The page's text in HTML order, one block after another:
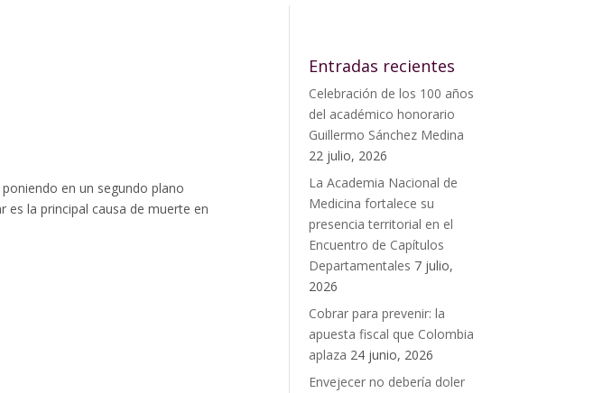
en un segundo plano
es la principal causa de muerte en
Entradas recientes
Celebración de los 100 años
del académico honorario
Guillermo Sánchez Medina
22 julio, 2026
La Academia Nacional de
Medicina fortalece su
presencia territorial en el
Encuentro de Capítulos
Departamentales 7 julio,
2026
Cobrar para prevenir: la
apuesta fiscal que Colombia
aplaza 24 junio, 2026
Envejecer no debería doler